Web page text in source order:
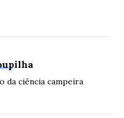
da ciência campeira